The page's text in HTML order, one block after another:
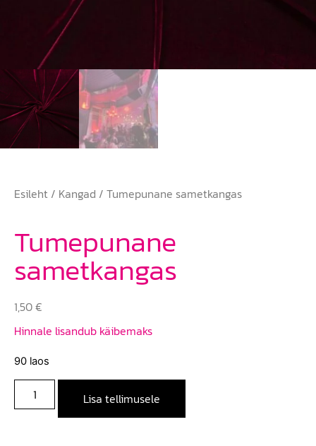
Esileht / Kangad / Tumepunane sametkangas
Tumepunane
sametkangas
1,50€
Hinnale lisandub käibemaks
90 laos
Lisa tellimusele